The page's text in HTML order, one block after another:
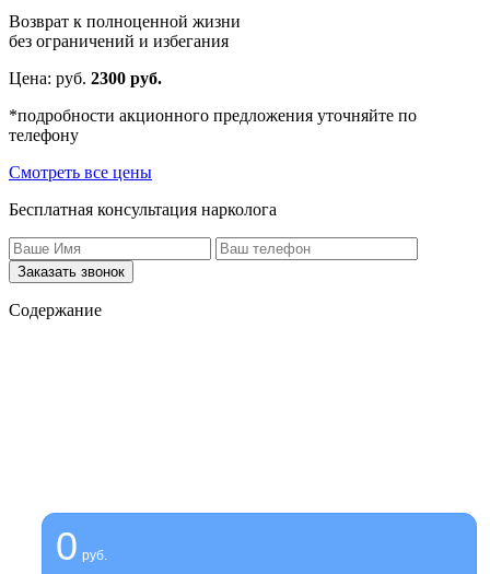
Возврат к полноценной жизни
без ограничений и избегания
Цена: руб. 2300 руб.
*подробности акционного предложения уточняйте по
телефону
Смотреть все цены
Бесплатная консультация нарколога
Заказать звонок
Содержание
0 руб.